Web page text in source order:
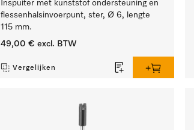
Inspuiter met kunststof ondersteuning en
flessenhalsinvoerpunt, ster, Ø 6, lengte
115 mm.
49,00 € excl. BTW
Vergelijken